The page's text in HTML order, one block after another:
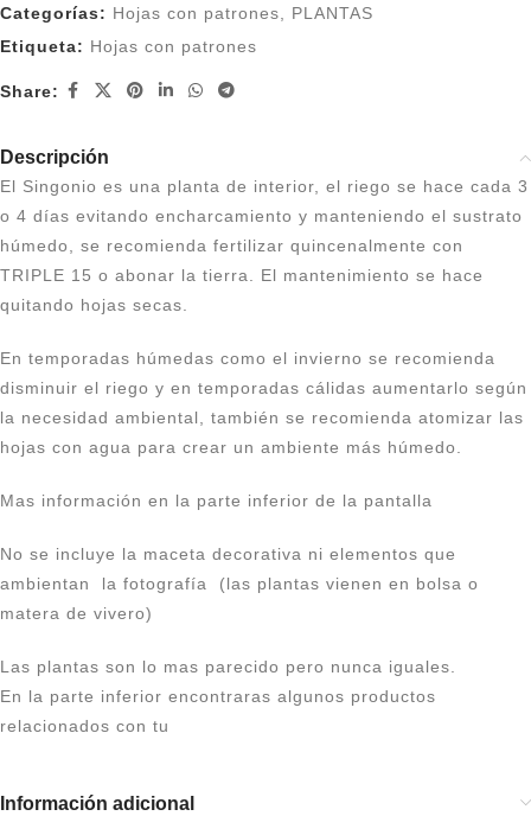
Categorías: Hojas con patrones
PLANTAS
Etiqueta: Hojas con patrones
Share:
Descripción
El Singonio es una planta de interior, el riego se hace cada 3
o 4 días evitando encharcamiento y manteniendo el sustrato
húmedo, se recomienda fertilizar quincenalmente con
TRIPLE 15 o abonar la tierra. El mantenimiento se hace
quitando hojas secas.
En temporadas húmedas como el invierno se recomienda
disminuir el riego y en temporadas cálidas aumentarlo según
la necesidad ambiental, también se recomienda atomizar las
hojas con agua para crear un ambiente más húmedo.
Mas información en la parte inferior de la pantalla
No se incluye la maceta decorativa ni elementos que
ambientan la fotografía (las plantas vienen en bolsa o
matera de vivero)
Las plantas son lo mas parecido pero nunca iguales.
En la parte inferior encontraras algunos productos
relacionados con tu
Información adicional